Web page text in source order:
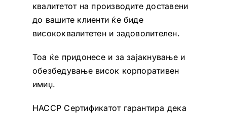
квалитетот на производите доставени
до вашите клиенти ќе биде
висококвалитетен и задоволителен.
Тоа ќе придонесе и за зајакнување и
обезбедување висок корпоративен
имиџ.
HACCP Сертификатот гарантира дека